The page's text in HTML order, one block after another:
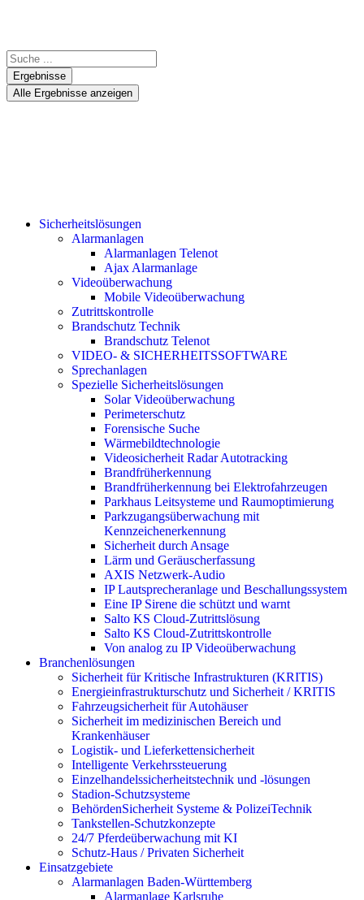
Ergebnisse
Alle Ergebnisse anzeigen
Sicherheitslösungen
Alarmanlagen
Alarmanlagen Telenot
Ajax Alarmanlage
Videoüberwachung
Mobile Videoüberwachung
Zutrittskontrolle
Brandschutz Technik
Brandschutz Telenot
VIDEO- & SICHERHEITSSOFTWARE
Sprechanlagen
Spezielle Sicherheitslösungen
Solar Videoüberwachung
Perimeterschutz
Forensische Suche
Wärmebildtechnologie
Videosicherheit Radar Autotracking​
Brandfrüherkennung
Brandfrüherkennung bei Elektrofahrzeugen
Parkhaus Leitsysteme und Raumoptimierung
Parkzugangsüberwachung mit
Kennzeichenerkennung
Sicherheit durch Ansage
Lärm und Geräuscherfassung
AXIS Netzwerk-Audio
IP Lautsprecheranlage und Beschallungssystem
Eine IP Sirene die schützt und warnt
Salto KS Cloud-Zutrittslösung
Salto KS Cloud-Zutrittskontrolle
Von analog zu IP Videoüberwachung
Branchenlösungen
Sicherheit für Kritische Infrastrukturen (KRITIS)
Energieinfrastrukturschutz und Sicherheit / KRITIS
Fahrzeugsicherheit für Autohäuser
Sicherheit im medizinischen Bereich und
Krankenhäuser
Logistik- und Lieferkettensicherheit
Intelligente Verkehrssteuerung
Einzelhandelssicherheitstechnik und -lösungen
Stadion-Schutzsysteme
BehördenSicherheit Systeme & PolizeiTechnik
Tankstellen-Schutzkonzepte​
24/7 Pferdeüberwachung mit KI
Schutz-Haus / Privaten Sicherheit
Einsatzgebiete
Alarmanlagen Baden-Württemberg
Alarmanlage Karlsruhe